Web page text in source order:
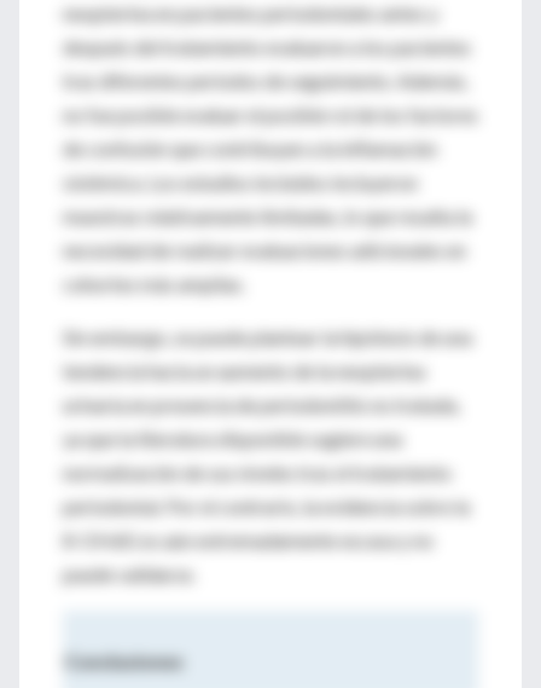
neopterina en pacientes periodontales antes y
después del tratamiento evaluaron a los pacientes
tras diferentes períodos de seguimiento. Además,
no fue posible evaluar el posible rol de los factores
de confusión que contribuyen a la inflamación
sistémica. Los estudios incluidos incluyeron
muestras relativamente limitadas, lo que resalta la
necesidad de realizar evaluaciones adicionales en
cohortes más amplias.
Sin embargo, se puede plantear la hipótesis de una
tendencia hacia un aumento de la neopterina
urinaria en presencia de periodontitis no tratada,
ya que la literatura disponible sugiere una
normalización de sus niveles tras el tratamiento
periodontal. Por el contrario, la evidencia sobre la
8-OHdG es aún extremadamente escasa y no
puede validarse.
Conclusiones